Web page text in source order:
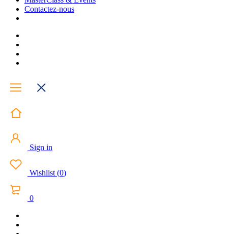
Contactez-nous
Sign in
Wishlist (0)
0